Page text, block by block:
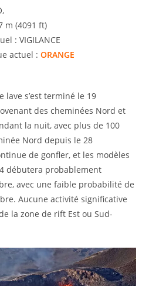
m (4091 ft)
: VIGILANCE
actuel :ORANGE
lave s’est terminé le 19
des cheminées Nord et
la nuit, avec plus de 100
Nord depuis le 28
de gonfler, et les modèles
débutera probablement
avec une faible probabilité de
Aucune activité significative
la zone de rift Est ou Sud-